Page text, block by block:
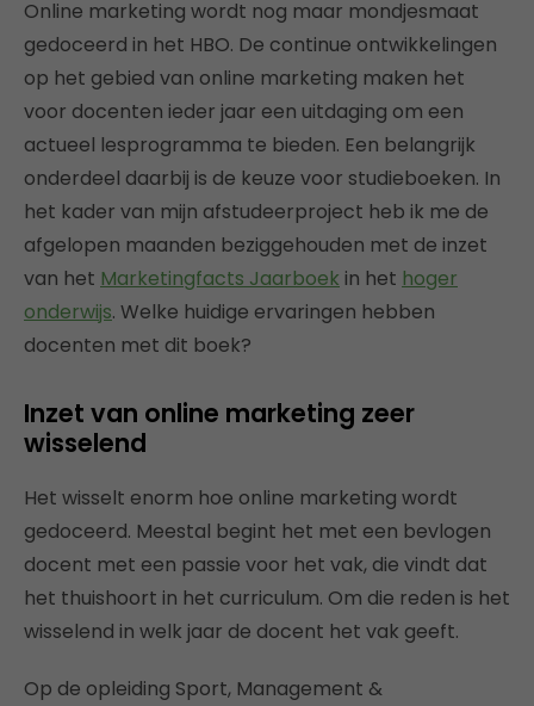
Online marketing wordt nog maar mondjesmaat
gedoceerd in het HBO. De continue ontwikkelingen
op het gebied van online marketing maken het
voor docenten ieder jaar een uitdaging om een
actueel lesprogramma te bieden. Een belangrijk
onderdeel daarbij is de keuze voor studieboeken. In
het kader van mijn afstudeerproject heb ik me de
afgelopen maanden beziggehouden met de inzet
van het Marketingfacts Jaarboek in het hoger
onderwijs. Welke huidige ervaringen hebben
docenten met dit boek?
Inzet van online marketing zeer
wisselend
Het wisselt enorm hoe online marketing wordt
gedoceerd. Meestal begint het met een bevlogen
docent met een passie voor het vak, die vindt dat
het thuishoort in het curriculum. Om die reden is het
wisselend in welk jaar de docent het vak geeft.
Op de opleiding Sport, Management &